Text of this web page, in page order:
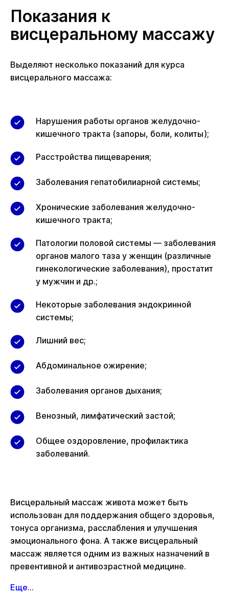
Показания к
висцеральному массажу
Выделяют несколько показаний для курса
висцерального массажа:
Нарушения работы органов желудочно-
кишечного тракта (запоры, боли, колиты);
Расстройства пищеварения;
Заболевания гепатобилиарной системы;
Хронические заболевания желудочно-
кишечного тракта;
Патологии половой системы — заболевания
органов малого таза у женщин (различные
гинекологические заболевания), простатит
у мужчин и др.;
Некоторые заболевания эндокринной
системы;
Лишний вес;
Абдоминальное ожирение;
Заболевания органов дыхания;
Венозный, лимфатический застой;
Общее оздоровление, профилактика
заболеваний.
Висцеральный массаж живота может быть
использован для поддержания общего здоровья,
тонуса организма, расслабления и улучшения
эмоционального фона. А также висцеральный
массаж является одним из важных назначений в
превентивной и антивозрастной медицине.
Еще...